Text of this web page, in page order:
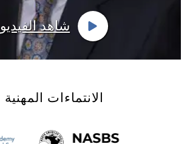
شاهد الفيديو
الانتماءات المهنية